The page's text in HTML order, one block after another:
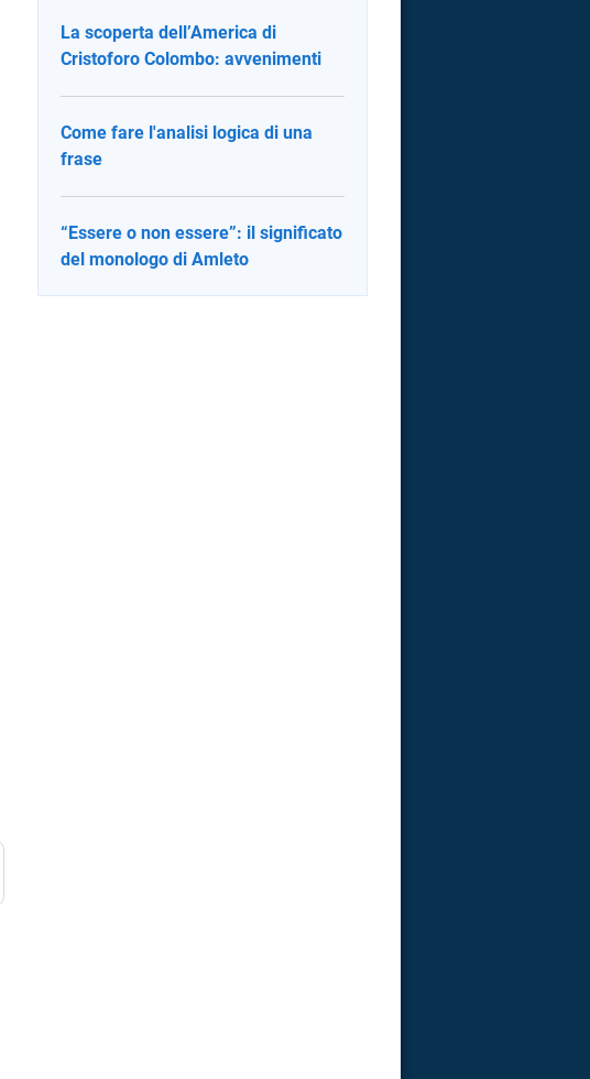
La scoperta dell’America di
Cristoforo Colombo: avvenimenti
Come fare l'analisi logica di una
frase
“Essere o non essere”: il significato
del monologo di Amleto